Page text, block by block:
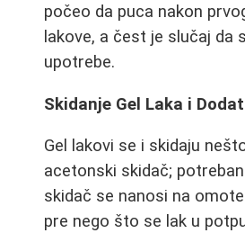
počeo da puca nakon
lakove, a čest je slučaj da
upotrebe.
Skidanje Gel Laka i
Gel lakovi se i skidaju
acetonski skidač;
skidač se nanosi na
pre nego što se lak u